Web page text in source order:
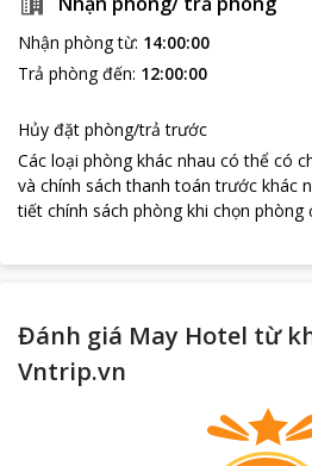
Nhận phòng từ: 14:00:00
Trả phòng đến: 12:00:00
Hủy đặt phòng/trả trước
Các loại phòng khác nhau có thể có
và chính sách thanh toán trước khác
tiết chính sách phòng khi chọn phòng
Đánh giá May Hotel từ
Vntrip.vn